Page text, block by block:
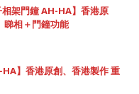
相架門鐘 AH-HA】香港原
睇相＋門鐘功能
HA】香港原創、香港製作 重